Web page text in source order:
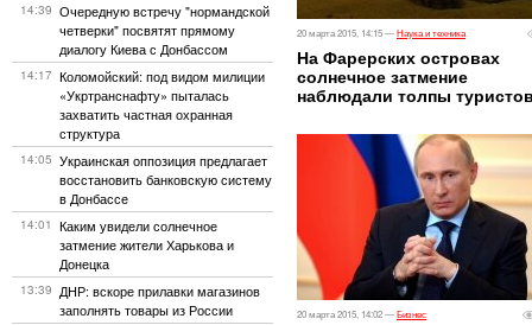
20 марта 2015, 14:15 —Наука и техника
На Фарерских островах
солнечное затмение
наблюдали толпы
20 марта 2015, 14:02 —Бизнес
14:39 Очередную встречу "нормандской
четверки" посвятят прямому
диалогу Киева с Донбассом
14:17 Коломойский: под видом милиции
«Укртранснафту» пыталась
захватить частная охранная
структура
14:05 Украинская оппозиция предлагает
восстановить банковскую систему
в Донбассе
14:01 Каким увидели солнечное
затмение жители Харькова и
Донецка
13:39 ДНР: вскоре прилавки магазинов
заполнять товары из России